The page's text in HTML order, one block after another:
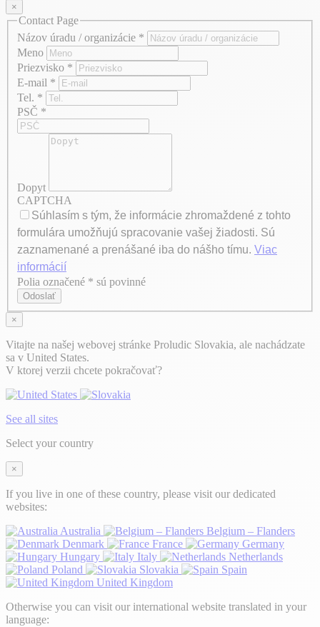
×
Contact Page
Názov úradu / organizácie *
Meno
Priezvisko *
E-mail *
Tel. *
PSČ *
Dopyt
CAPTCHA
Súhlasím s tým, že informácie zhromaždené z tohto
formulára umožňujú spracovanie vašej žiadosti. Sú
zaznamenané a prenášané iba do nášho tímu. Viac
informácií
Axeptio consent
Polia označené * sú povinné
Odoslať
×
Vitajte na našej webovej stránke Proludic Slovakia, ale nachádzate
sa v United States.
V ktorej verzii chcete pokračovať?
See all sites
Select your country
×
If you live in one of these country, please visit our dedicated
websites:
Australia
Belgium – Flanders
Denmark
France
Germany
Hungary
Italy
Netherlands
Poland
Slovakia
Spain
United Kingdom
Otherwise you can visit our international website translated in your
language: